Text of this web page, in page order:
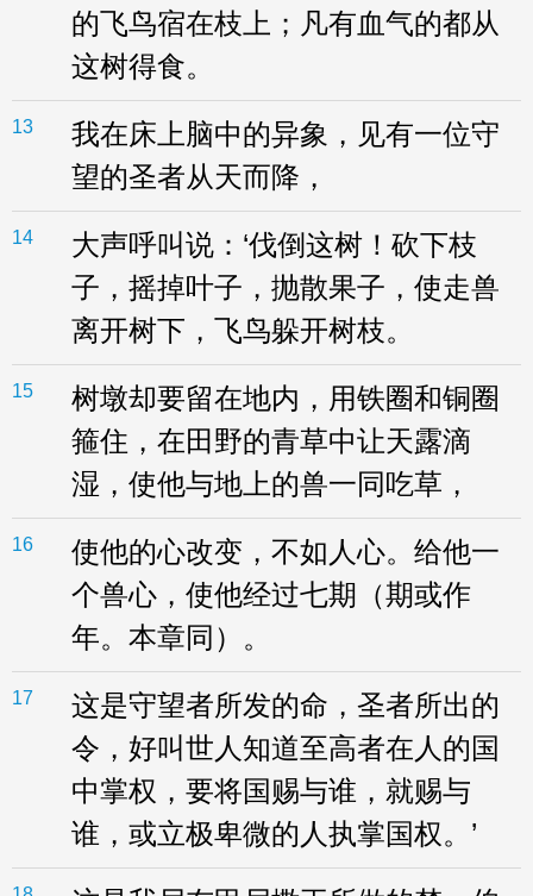
的飞鸟宿在枝上；凡有血气的都从
这树得食。
13
我在床上脑中的异象，见有一位守
望的圣者从天而降，
14
大声呼叫说：‘伐倒这树！砍下枝
子，摇掉叶子，抛散果子，使走兽
离开树下，飞鸟躲开树枝。
15
树墩却要留在地内，用铁圈和铜圈
箍住，在田野的青草中让天露滴
湿，使他与地上的兽一同吃草，
16
使他的心改变，不如人心。给他一
个兽心，使他经过七期（期或作
年。本章同）。
17
这是守望者所发的命，圣者所出的
令，好叫世人知道至高者在人的国
中掌权，要将国赐与谁，就赐与
谁，或立极卑微的人执掌国权。’